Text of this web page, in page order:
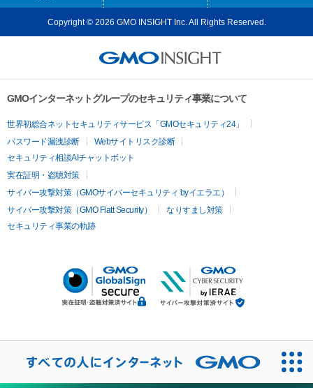
Copyright © 2026 GMO INSIGHT Inc. All Rights Reserved.
GMOインターネットグループのセキュリティ事業について
世界初総合ネットセキュリティサービス「GMOセキュリティ24」
パスワード漏洩診断
Webサイトリスク診断
セキュリティ相談AIチャットボット
実在証明・盗聴対策
サイバー攻撃対策（GMOサイバーセキュリティ byイエラエ）
サイバー攻撃対策（GMO Flatt Security）
なりすまし対策
セキュリティ事業の軌跡